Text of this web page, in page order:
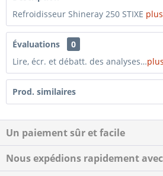
Refroidisseur Shineray 250 STIXE plus
Évaluations
0
Lire, écr. et débatt. des analyses…plus
Prod. similaires
Un paiement sûr et facile
Nous expédions rapidement avec